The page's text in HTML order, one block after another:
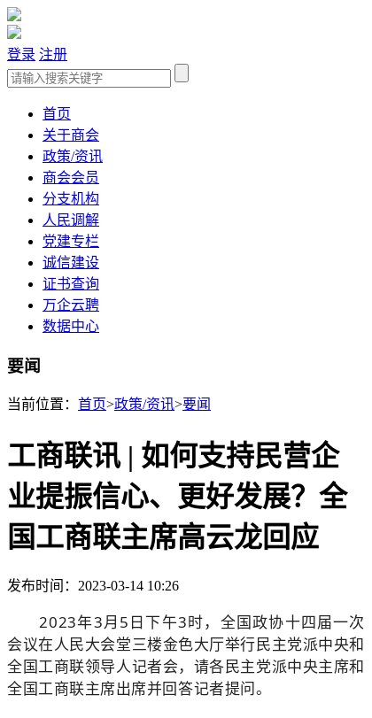
登录 注册
首页
关于商会
政策/资讯
商会会员
分支机构
人民调解
党建专栏
诚信建设
证书查询
万企云聘
数据中心
要闻
当前位置： 首页>政策/资讯>要闻
工商联讯 | 如何支持民营企
业提振信心、更好发展？全
国工商联主席高云龙回应
发布时间：2023-03-14 10:26
2023年3月5日下午3时，全国政协十四届一次
会议在人民大会堂三楼金色大厅举行民主党派中央和
全国工商联领导人记者会，请各民主党派中央主席和
全国工商联主席出席并回答记者提问。